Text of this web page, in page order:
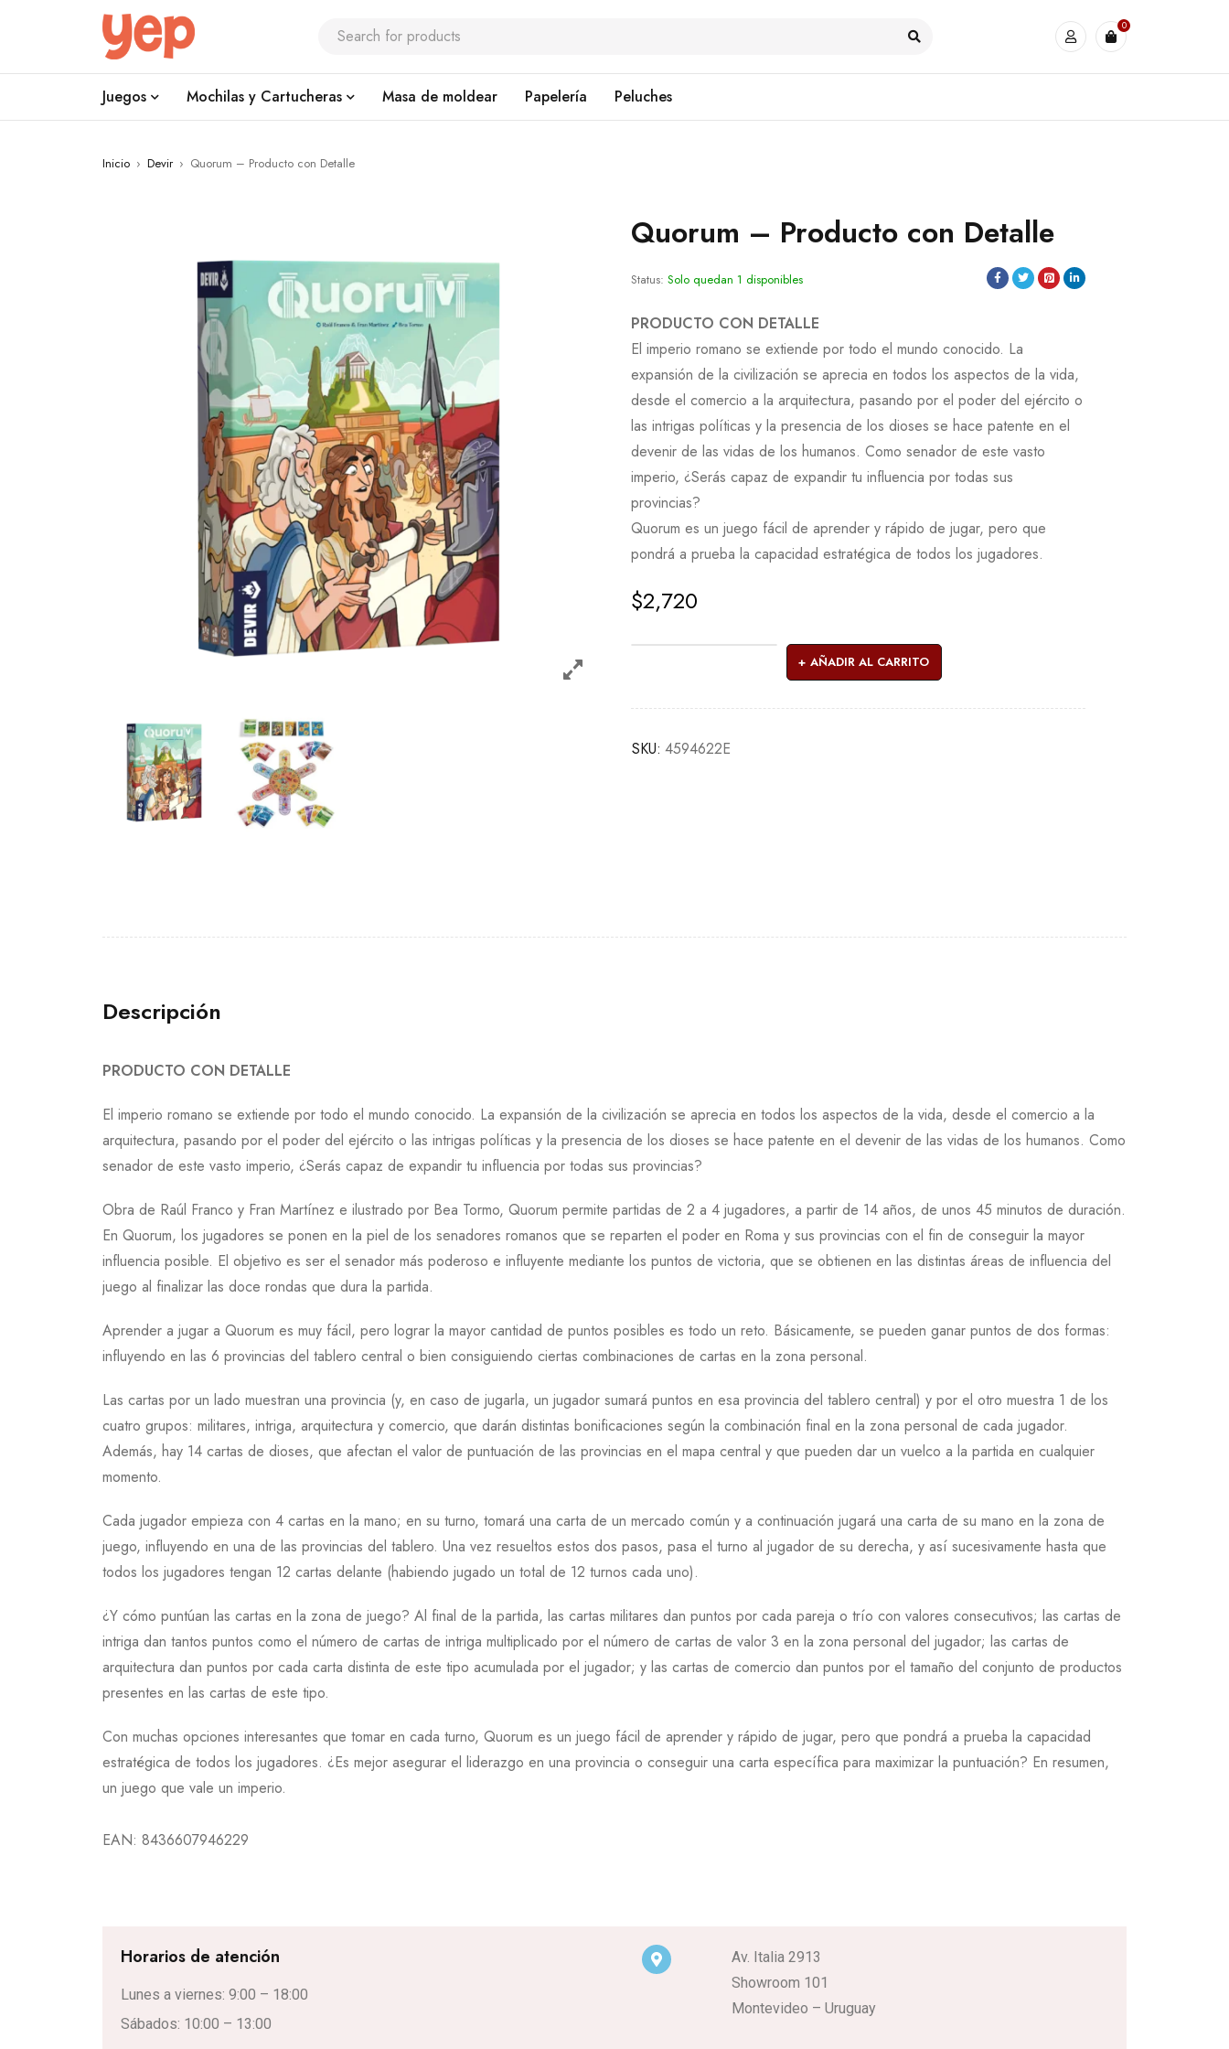
0
Juegos Mochilas y Cartucheras Masa de moldear Papelería Peluches
Inicio › Devir › Quorum – Producto con Detalle
Quorum – Producto con Detalle
Status: Solo quedan 1 disponibles
PRODUCTO CON DETALLE
El imperio romano se extiende por todo el mundo conocido. La
expansión de la civilización se aprecia en todos los aspectos de la vida,
desde el comercio a la arquitectura, pasando por el poder del ejército o
las intrigas políticas y la presencia de los dioses se hace patente en el
devenir de las vidas de los humanos. Como senador de este vasto
imperio, ¿Serás capaz de expandir tu influencia por todas sus
provincias?
Quorum es un juego fácil de aprender y rápido de jugar, pero que
pondrá a prueba la capacidad estratégica de todos los jugadores.
$2,720
AÑADIR AL CARRITO
SKU: 4594622E
Descripción
PRODUCTO CON DETALLE
El imperio romano se extiende por todo el mundo conocido. La expansión de la civilización se aprecia en todos los aspectos de la vida, desde el comercio a la
arquitectura, pasando por el poder del ejército o las intrigas políticas y la presencia de los dioses se hace patente en el devenir de las vidas de los humanos. Como
senador de este vasto imperio, ¿Serás capaz de expandir tu influencia por todas sus provincias?
Obra de Raúl Franco y Fran Martínez e ilustrado por Bea Tormo, Quorum permite partidas de 2 a 4 jugadores, a partir de 14 años, de unos 45 minutos de duración.
En Quorum, los jugadores se ponen en la piel de los senadores romanos que se reparten el poder en Roma y sus provincias con el fin de conseguir la mayor
influencia posible. El objetivo es ser el senador más poderoso e influyente mediante los puntos de victoria, que se obtienen en las distintas áreas de influencia del
juego al finalizar las doce rondas que dura la partida.
Aprender a jugar a Quorum es muy fácil, pero lograr la mayor cantidad de puntos posibles es todo un reto. Básicamente, se pueden ganar puntos de dos formas:
influyendo en las 6 provincias del tablero central o bien consiguiendo ciertas combinaciones de cartas en la zona personal.
Las cartas por un lado muestran una provincia (y, en caso de jugarla, un jugador sumará puntos en esa provincia del tablero central) y por el otro muestra 1 de los
cuatro grupos: militares, intriga, arquitectura y comercio, que darán distintas bonificaciones según la combinación final en la zona personal de cada jugador.
Además, hay 14 cartas de dioses, que afectan el valor de puntuación de las provincias en el mapa central y que pueden dar un vuelco a la partida en cualquier
momento.
Cada jugador empieza con 4 cartas en la mano; en su turno, tomará una carta de un mercado común y a continuación jugará una carta de su mano en la zona de
juego, influyendo en una de las provincias del tablero. Una vez resueltos estos dos pasos, pasa el turno al jugador de su derecha, y así sucesivamente hasta que
todos los jugadores tengan 12 cartas delante (habiendo jugado un total de 12 turnos cada uno).
¿Y cómo puntúan las cartas en la zona de juego? Al final de la partida, las cartas militares dan puntos por cada pareja o trío con valores consecutivos; las cartas de
intriga dan tantos puntos como el número de cartas de intriga multiplicado por el número de cartas de valor 3 en la zona personal del jugador; las cartas de
arquitectura dan puntos por cada carta distinta de este tipo acumulada por el jugador; y las cartas de comercio dan puntos por el tamaño del conjunto de productos
presentes en las cartas de este tipo.
Con muchas opciones interesantes que tomar en cada turno, Quorum es un juego fácil de aprender y rápido de jugar, pero que pondrá a prueba la capacidad
estratégica de todos los jugadores. ¿Es mejor asegurar el liderazgo en una provincia o conseguir una carta específica para maximizar la puntuación? En resumen,
un juego que vale un imperio.
EAN: 8436607946229
Horarios de atención
Lunes a viernes: 9:00 – 18:00
Sábados: 10:00 – 13:00
Av. Italia 2913
Showroom 101
Montevideo – Uruguay